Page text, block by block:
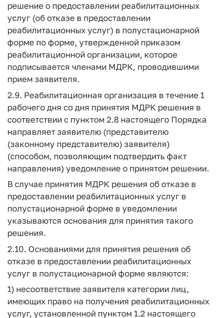
решение о предоставлении реабилитационных
услуг (об отказе в предоставлении
реабилитационных услуг) в полустационарной
форме по форме, утвержденной приказом
реабилитационной организации, которое
подписывается членами МДРК, проводившими
прием заявителя.
2.9. Реабилитационная организация в течение 1
рабочего дня со дня принятия МДРК решения в
соответствии с пунктом 2.8 настоящего Порядка
направляет заявителю (представителю
(законному представителю) заявителя)
(способом, позволяющим подтвердить факт
направления) уведомление о принятом решении.
В случае принятия МДРК решения об отказе в
предоставлении реабилитационных услуг в
полустационарной форме в уведомлении
указываются основания для принятия такого
решения.
2.10. Основаниями для принятия решения об
отказе в предоставлении реабилитационных
услуг в полустационарной форме являются:
1) несоответствие заявителя категории лиц,
имеющих право на получения реабилитационных
услуг, установленной пунктом 1.2 настоящего